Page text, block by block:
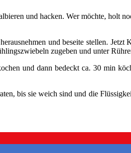
und hacken. Wer möchte, holt
und beseite stellen. Jetzt
zugeben und unter
und dann bedeckt ca. 30 min
bis sie weich sind und die